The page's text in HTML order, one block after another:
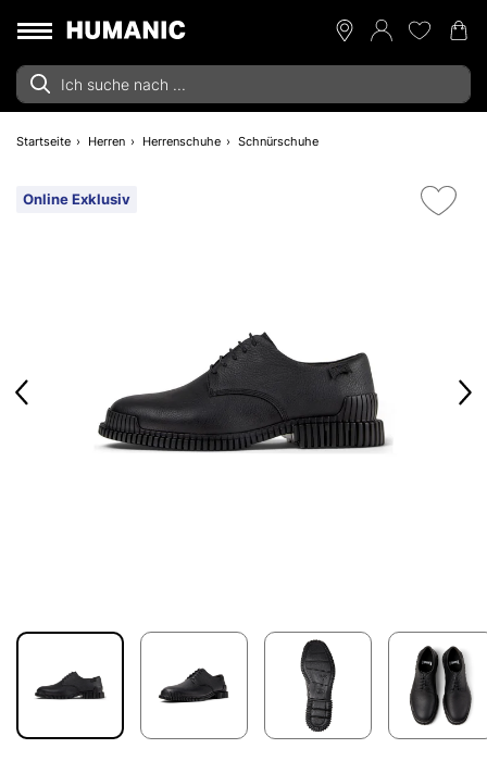
Startseite Herren Herrenschuhe Schnürschuhe
Online Exklusiv